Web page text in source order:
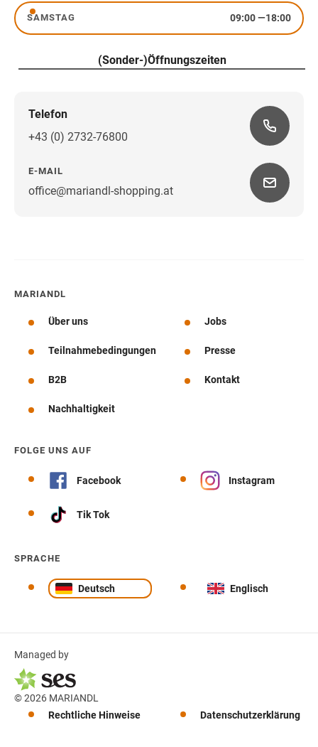
Samstag
SAMSTAG 09:00—18:00
(Sonder-)Öffnungszeiten
Telefon
+43 (0) 2732-76800
E-MAIL
office@mariandl-shopping.at
Wegbeschreibung
MARIANDL
Über uns Jobs
Teilnahmebedingungen Presse
B2B Kontakt
Nachhaltigkeit
FOLGE UNS AUF
Facebook Instagram
Tik Tok
SPRACHE
Deutsch Englisch
Managed by
© 2026 MARIANDL
Rechtliche Hinweise
Datenschutzerklärung